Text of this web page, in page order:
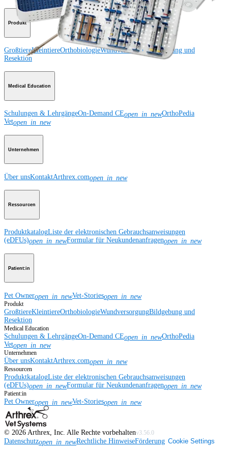
Produkt
GroßtiereKleintiereOrthobiologieWundversorgungBildgebung und
Resektion
Medical Education
Schulungen & LehrgängeOn-Demand CEopen_in_newOrthoPedia
Vetopen_in_new
Unternehmen
Über unsKontaktArthrex.comopen_in_new
Ressourcen
ProduktkatalogListe der elektronischen Gebrauchsanweisungen
(eDFUs)open_in_newFormular für Neukundenanfragenopen_in_new
Patient:in
Pet Owneropen_in_newVet-Storiesopen_in_new
Produkt
GroßtiereKleintiereOrthobiologieWundversorgungBildgebung und
Resektion
Medical Education
Schulungen & LehrgängeOn-Demand CEopen_in_newOrthoPedia
Vetopen_in_new
Unternehmen
Über unsKontaktArthrex.comopen_in_new
Ressourcen
ProduktkatalogListe der elektronischen Gebrauchsanweisungen
(eDFUs)open_in_newFormular für Neukundenanfragenopen_in_new
Patient:in
Pet Owneropen_in_newVet-Storiesopen_in_new
© 2026 Arthrex, Inc. Alle Rechte vorbehaltenv3.56.0
Datenschutzopen_in_newRechtliche HinweiseFörderung Cookie Settings